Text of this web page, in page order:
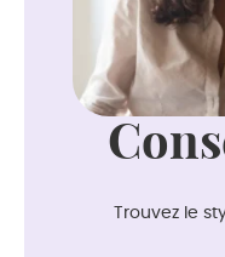
Trouvez le